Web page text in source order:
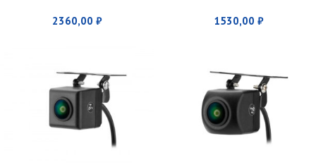
2360,00 ₽ 1530,00 ₽